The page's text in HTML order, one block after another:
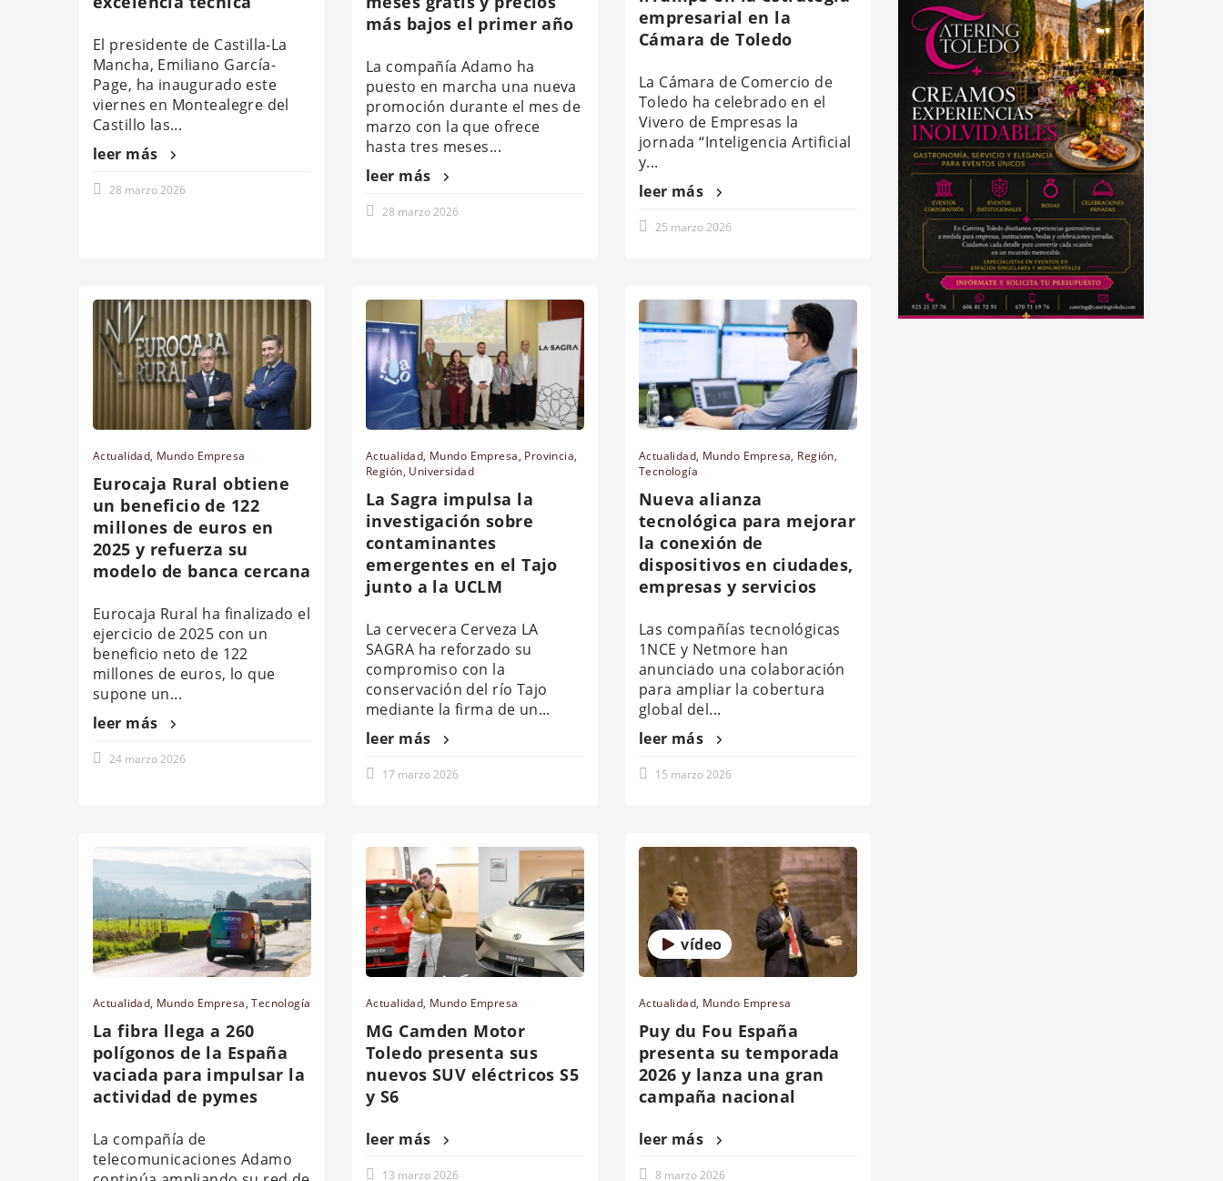
El presidente de Castilla-La
Mancha, Emiliano García-
Page, ha inaugurado este
viernes en Montealegre del
Castillo las...
leer más
28 marzo 2026
más bajos el primer año
La compañía Adamo ha
puesto en marcha una nueva
promoción durante el mes de
marzo con la que ofrece
hasta tres meses...
leer más
28 marzo 2026
empresarial en la
Cámara de Toledo
La Cámara de Comercio de
Toledo ha celebrado en el
Vivero de Empresas la
jornada “Inteligencia Artificial
y...
leer más
25 marzo 2026
Actualidad, Mundo Empresa
Eurocaja Rural obtiene
un beneficio de 122
millones de euros en
2025 y refuerza su
modelo de banca cercana
Eurocaja Rural ha finalizado el
ejercicio de 2025 con un
beneficio neto de 122
millones de euros, lo que
supone un...
leer más
24 marzo 2026
Actualidad, Mundo Empresa, Provincia,
Región, Universidad
La Sagra impulsa la
investigación sobre
contaminantes
emergentes en el Tajo
junto a la UCLM
La cervecera Cerveza LA
SAGRA ha reforzado su
compromiso con la
conservación del río Tajo
mediante la firma de un...
leer más
17 marzo 2026
Actualidad, Mundo Empresa, Región,
Tecnología
Nueva alianza
tecnológica para mejorar
la conexión de
dispositivos en ciudades,
empresas y servicios
Las compañías tecnológicas
1NCE y Netmore han
anunciado una colaboración
para ampliar la cobertura
global del...
leer más
15 marzo 2026
Actualidad, Mundo Empresa,Tecnología
La fibra llega a 260
polígonos de la España
vaciada para impulsar la
actividad de pymes
La compañía de
telecomunicaciones Adamo
Actualidad, Mundo Empresa
MG Camden Motor
Toledo presenta sus
nuevos SUV eléctricos S5
y S6
leer más
13 marzo 2026
vídeo
Actualidad, Mundo Empresa
Puy du Fou España
presenta su temporada
2026 y lanza una gran
campaña nacional
leer más
8 marzo 2026